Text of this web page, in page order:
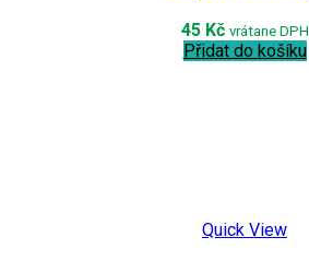
45 Kč vrátane DPH
Přidat do košíku
Quick View